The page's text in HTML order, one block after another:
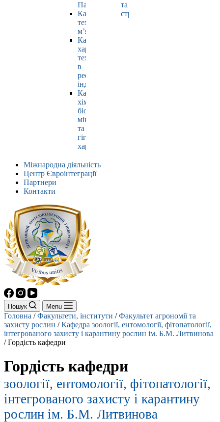
Павлюк
Кафедра
технології
м’яса
Кафедра
харчових
технологій
в
ресторанній
індустрії
Кафедра
хімії,
біохімії,
мікробіології
та
гігієни
харчування
та
страхування
Міжнародна діяльність
Центр Євроінтеграції
Партнери
Контакти
Пошук Menu
Головна /Факультети, інститути /Факультет агрономії та
захисту рослин /Кафедра зоології, ентомології, фітопатології,
інтегрованого захисту і карантину рослин ім. Б.М. Литвинова
/Гордість кафедри
Гордість кафедри
зоології, ентомології, фітопатології,
інтегрованого захисту і карантину
рослин ім. Б.М. Литвинова